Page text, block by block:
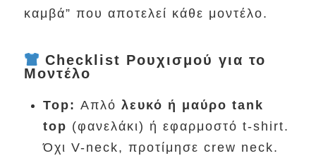
καμβά” που αποτελεί κάθε μοντέλο.
Checklist Ρουχισμού για το
Μοντέλο
Top: Απλό λευκό ή μαύρο tank
top (φανελάκι) ή εφαρμοστό t-shirt.
Όχι V-neck, προτίμησε crew neck.